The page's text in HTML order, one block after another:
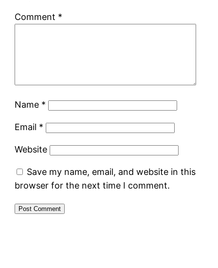
Comment *
Name *
Email *
Website
Save my name, email, and website in this
browser for the next time I comment.